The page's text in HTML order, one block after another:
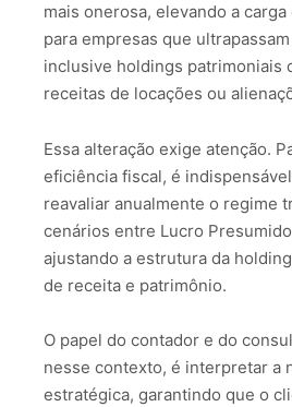
mais onerosa, elevando a
para empresas que
inclusive holdings patrimoniais
receitas de locações ou
Essa alteração exige atenção.
eficiência fiscal, é indispensável
reavaliar anualmente o regime
cenários entre Lucro
ajustando a estrutura da
de receita e patrimônio.
O papel do contador e do
nesse contexto, é interpretar a
estratégica, garantindo que o